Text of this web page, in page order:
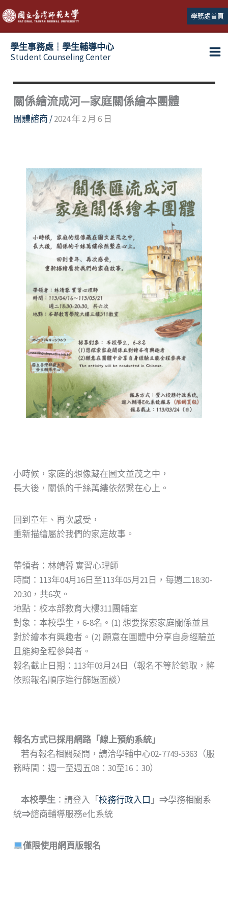
跳
至
主
學務處首頁
學生事務處┆學生輔導中心
Student Counseling Center
關係繪流成河—家庭關係繪本團體
團體諮商 /2024 年 2 月 6 日
小時候，家庭的想像藏在圖文並茂之中，
長大後，關係的千絲萬縷依然繫在心上。
回到童年、再次感受，
重新描繪屬於我們的家庭故事。
帶領者：林靖蓉 實習心理師
時間：113年04月16日至113年05月21日，每週二18:30-
20:30，共6次。
地點：校本部教育大樓311團輔室
對象：本校學生，6-8名。(1) 想要探索家庭關係並且
對於繪本有興趣者。(2) 願意在團體中分享自身經驗並
且能夠全程參與者。
報名截止日期：113年03月24日（報名不等於錄取，將
依照報名順序進行篩選面談）
報名方式已採用網路「線上預約系統」
若有報名相關疑問，請洽學輔中心02-7749-5363（服
務時間：週一至週五08：30至16：30）
本校學生：請登入「校務行政入口 」 ⇒學務相關系
統⇒諮商輔導服務e化系統
僅限使用網頁版報名